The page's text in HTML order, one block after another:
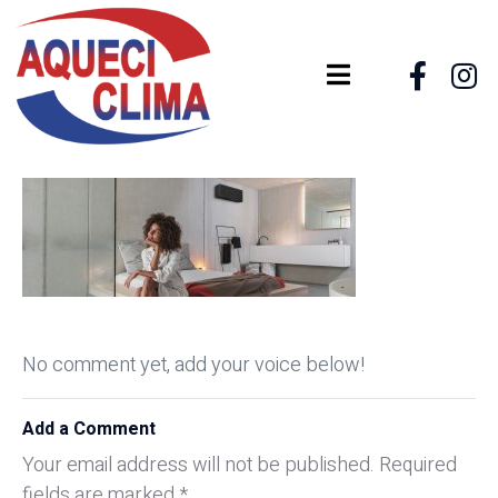
No comment yet, add your voice below!
Add a Comment
Your email address will not be published. Required